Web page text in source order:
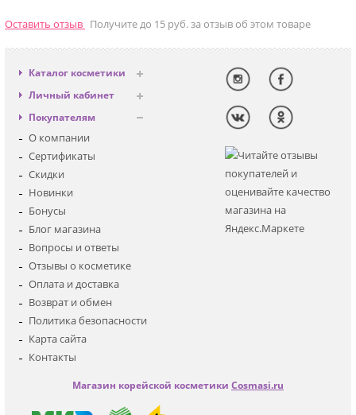
Оставить отзыв Получите до 15 руб. за отзыв об этом товаре
Каталог косметики
Антивозрастная
Декоративная
Для глаз
Для тела
Наборы
Детская
Личный кабинет
Вход
Регистрация
Покупателям
О компании
Сертификаты
Скидки
Новинки
Бонусы
Блог магазина
Вопросы и ответы
Отзывы о косметике
Оплата и доставка
Возврат и обмен
Политика безопасности
Карта сайта
Контакты
Магазин корейской косметики Cosmasi.ru